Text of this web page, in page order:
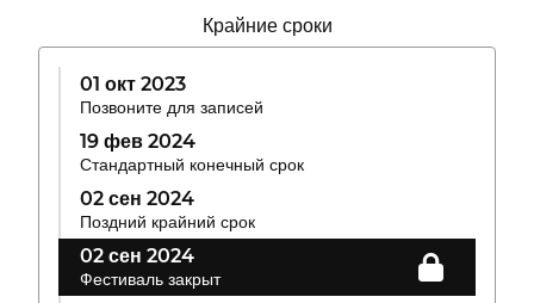
Крайние сроки
01 окт 2023
Позвоните для записей
19 фев 2024
Стандартный конечный срок
02 сен 2024
Поздний крайний срок
02 сен 2024
Фестиваль закрыт